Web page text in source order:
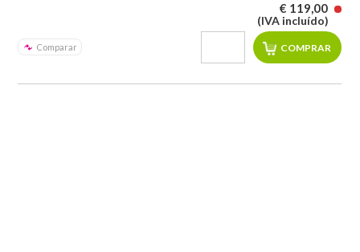
Comparar
€ 119,00
(IVA incluído)